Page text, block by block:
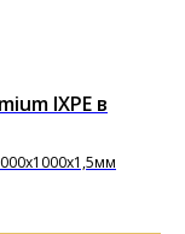
IXPE в